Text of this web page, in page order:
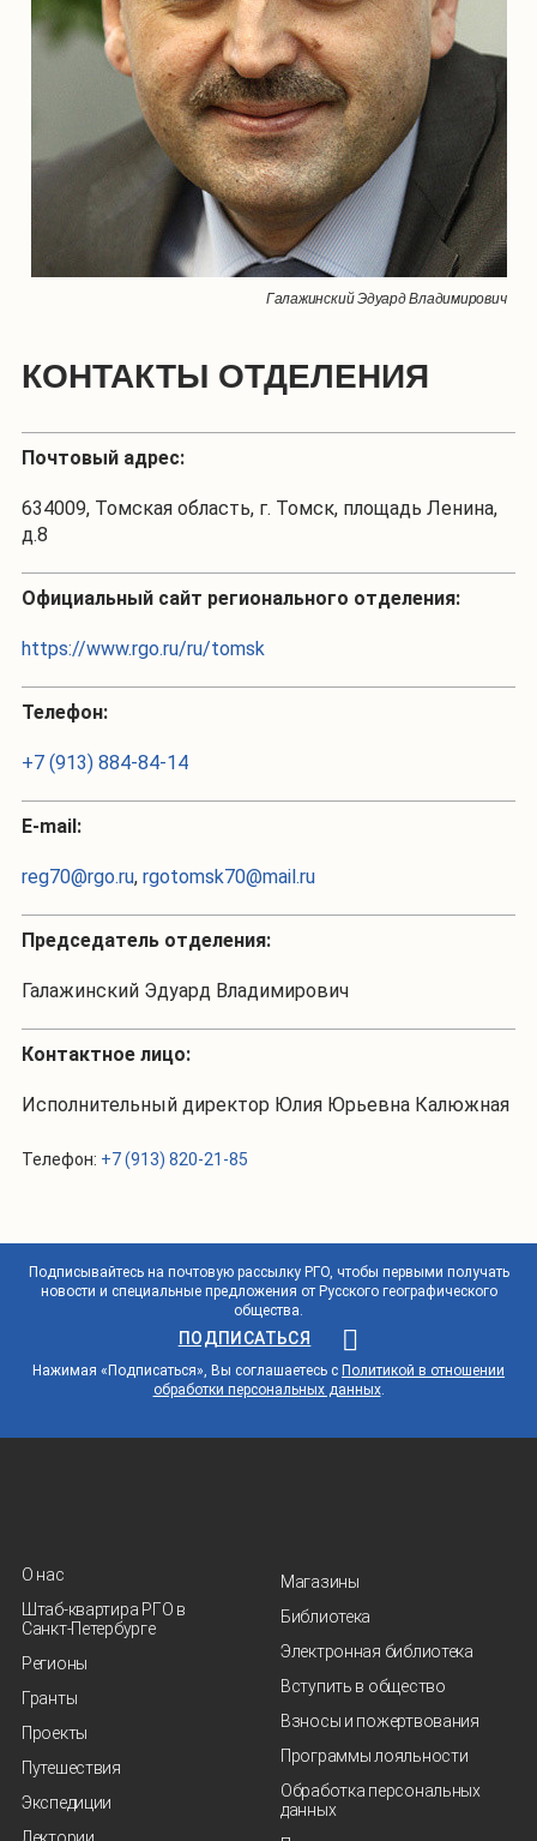
Галажинский Эдуард Владимирович
КОНТАКТЫ ОТДЕЛЕНИЯ
Почтовый адрес:
634009, Томская область, г. Томск, площадь Ленина,
д.8
Официальный сайт регионального отделения:
https://www.rgo.ru/ru/tomsk
Телефон:
+7 (913) 884-84-14
Е-mail:
reg70@rgo.ru, rgotomsk70@mail.ru
Председатель отделения:
Галажинский Эдуард Владимирович
Контактное лицо:
Исполнительный директор Юлия Юрьевна Калюжная
Телефон: +7 (913) 820-21-85
Подписывайтесь на почтовую рассылку РГО, чтобы первыми получать
новости и специальные предложения от Русского географического
общества.
ПОДПИСАТЬСЯ
Нажимая «Подписаться», Вы соглашаетесь с Политикой в отношении
обработки персональных данных.
О нас
Штаб-квартира РГО в
Санкт‑Петербурге
Регионы
Гранты
Проекты
Путешествия
Экспедиции
Магазины
Библиотека
Электронная библиотека
Вступить в общество
Взносы и пожертвования
Программы лояльности
Обработка персональных
данных